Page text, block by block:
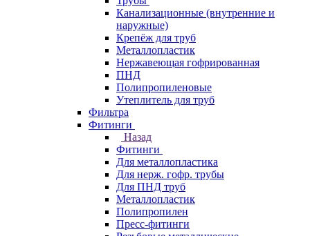
Канализационные (внутренние и
наружные)
Крепёж для труб
Металлопластик
Нержавеющая гофрированная
ПНД
Полипропиленовые
Утеплитель для труб
Фильтра
Фитинги
Назад
Фитинги
Для металлопластика
Для нерж. гофр. трубы
Для ПНД труб
Металлопластик
Полипропилен
Пресс-фитинги